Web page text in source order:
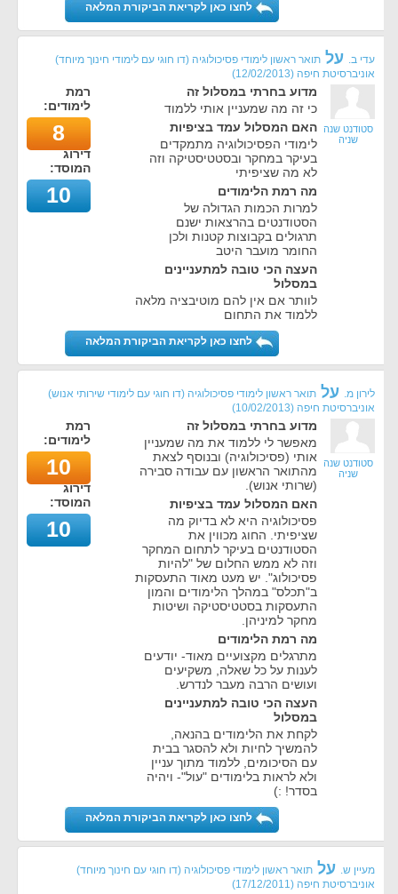
לחצו כאן לקריאת הביקורת המלאה
עדי ב. על תואר ראשון לימודי פסיכולוגיה (דו חוגי עם לימודי חינוך מיוחד)
אוניברסיטת חיפה (
12/02/2013
)
סטודנט שנה
שניה
מדוע בחרתי במסלול זה
כי זה מה שמעניין אותי ללמוד
האם המסלול עמד בציפיות
לימודי הפסיכולוגיה מתמקדים
בעיקר במחקר ובסטטיסטיקה וזה
לא מה שציפיתי
מה רמת הלימודים
למרות הכמות הגדולה של
הסטודנטים בהרצאות ישנם
תרגולים בקבוצות קטנות ולכן
החומר מועבר היטב
העצה הכי טובה למתעניינים
במסלול
לוותר אם אין להם מוטיבציה מלאה
ללמוד את התחום
רמת
לימודים:
8
דירוג
המוסד:
10
לחצו כאן לקריאת הביקורת המלאה
לירון מ. על תואר ראשון לימודי פסיכולוגיה (דו חוגי עם לימודי שירותי אנוש)
אוניברסיטת חיפה (
10/02/2013
)
סטודנט שנה
שניה
מדוע בחרתי במסלול זה
מאפשר לי ללמוד את מה שמעניין
אותי (פסיכולוגיה) ובנוסף לצאת
מהתואר הראשון עם עבודה סבירה
(שרותי אנוש).
האם המסלול עמד בציפיות
פסיכולוגיה היא לא בדיוק מה
שציפיתי. החוג מכווין את
הסטודנטים בעיקר לתחום המחקר
וזה לא ממש החלום של "להיות
פסיכולוג". יש מעט מאוד התעסקות
ב"תכלס" במהלך הלימודים והמון
התעסקות בסטטיסטיקה ושיטות
מחקר למיניהן.
מה רמת הלימודים
מתרגלים מקצועיים מאוד- יודעים
לענות על כל שאלה, משקיעים
ועושים הרבה מעבר לנדרש.
העצה הכי טובה למתעניינים
במסלול
לקחת את הלימודים בהנאה,
להמשיך לחיות ולא להסגר בבית
עם הסיכומים, ללמוד מתוך עניין
ולא לראות בלימודים "עול"- ויהיה
בסדר! :)
רמת
לימודים:
10
דירוג
המוסד:
10
לחצו כאן לקריאת הביקורת המלאה
מעיין ש. על תואר ראשון לימודי פסיכולוגיה (דו חוגי עם חינוך מיוחד)
אוניברסיטת חיפה (
17/12/2011
)